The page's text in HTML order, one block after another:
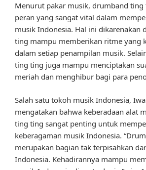
Menurut pakar musik, drumband
peran yang sangat vital dalam
musik Indonesia. Hal ini dikarenakan
ting mampu memberikan ritme yang
dalam setiap penampilan musik.
ting ting juga mampu menciptakan
meriah dan menghibur bagi para
Salah satu tokoh musik Indonesia,
mengatakan bahwa keberadaan alat
ting ting sangat penting untuk
keberagaman musik Indonesia.
merupakan bagian tak terpisahkan
Indonesia. Kehadirannya mampu